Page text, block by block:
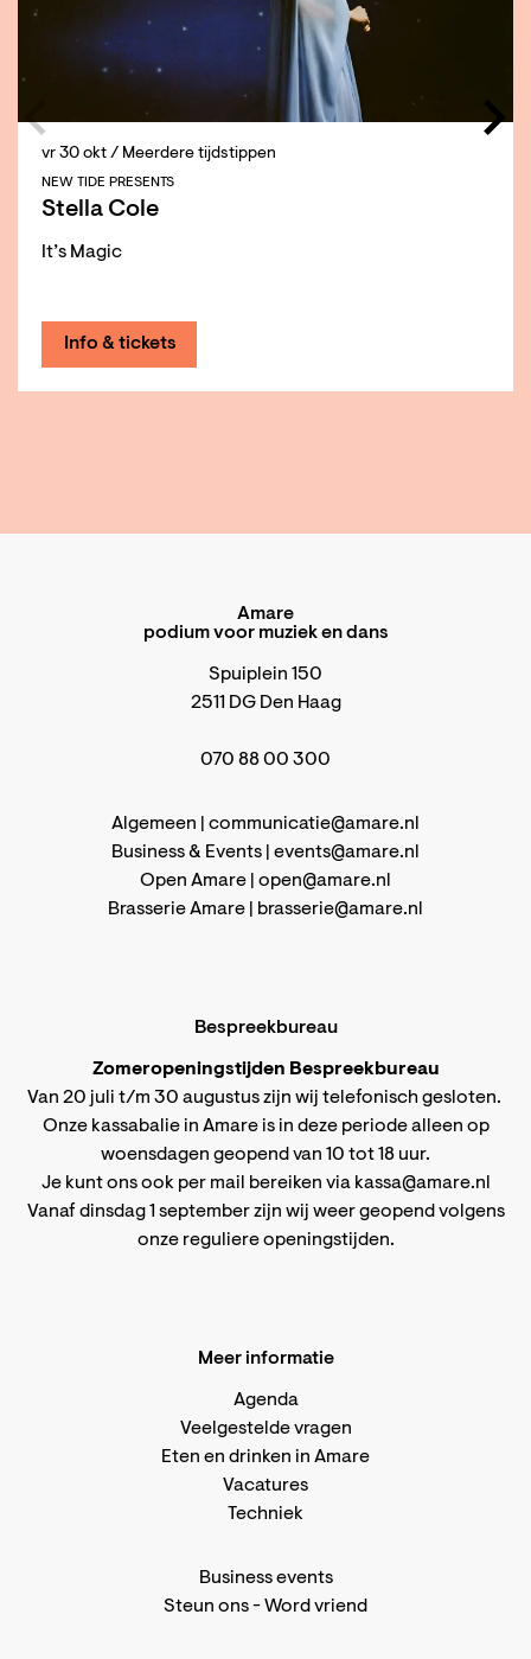
Stella Cole
It’s Magic
NEW TIDE PRESENTS
vr 30 okt / Meerdere tijdstippen
Info & tickets
Amare
podium voor muziek en dans
Spuiplein 150
2511 DG Den Haag
070 88 00 300
Algemeen | communicatie@amare.nl
Business & Events | events@amare.nl
Open Amare | open@amare.nl
Brasserie Amare | brasserie@amare.nl
Bespreekbureau
Zomeropeningstijden Bespreekbureau
Van 20 juli t/m 30 augustus zijn wij telefonisch gesloten.
Onze kassabalie in Amare is in deze periode alleen op
woensdagen geopend van 10 tot 18 uur.
Je kunt ons ook per mail bereiken via kassa@amare.nl
Vanaf dinsdag 1 september zijn wij weer geopend volgens
onze reguliere openingstijden.
Meer informatie
Agenda
Veelgestelde vragen
Eten en drinken in Amare
Vacatures
Techniek
Business events
Steun ons-Word vriend